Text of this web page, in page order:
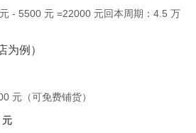
- 5500 元 =22000 元回本周期：4.5 万
为例）
元（可免费铺货）
元